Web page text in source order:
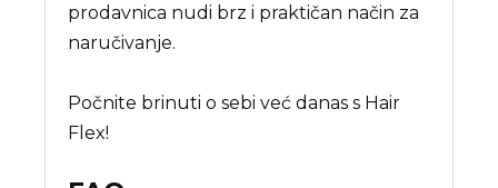
prodavnica nudi brz i praktičan način za
naručivanje.
Počnite brinuti o sebi već danas s Hair
Flex!